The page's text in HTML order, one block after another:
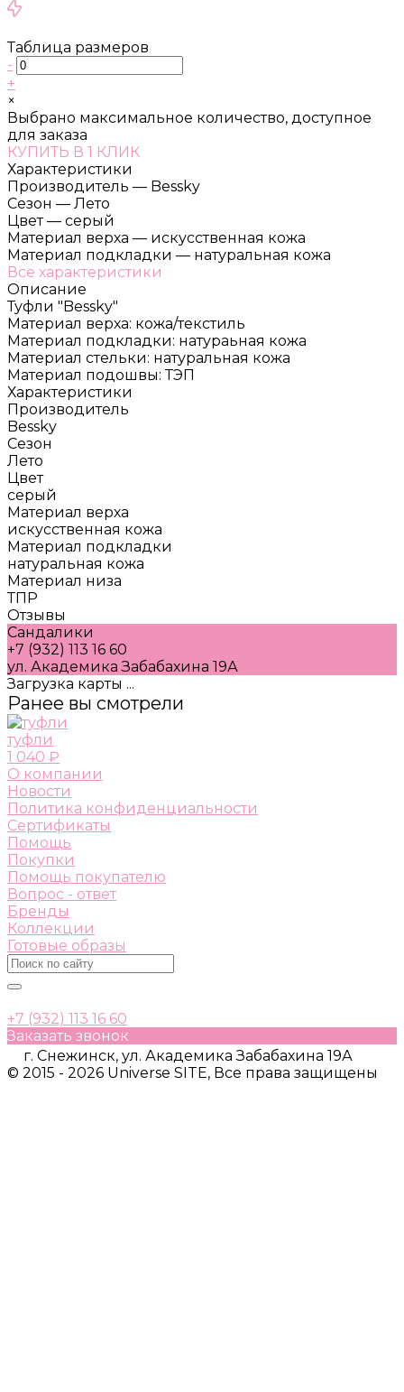
Таблица размеров
-
+
×
Выбрано максимальное количество, доступное
для заказа
КУПИТЬ В 1 КЛИК
Характеристики
Производитель — Bessky
Сезон — Лето
Цвет — серый
Материал верха — искусственная кожа
Материал подкладки — натуральная кожа
Все характеристики
Описание
Туфли "Bessky"
Материал верха: кожа/текстиль
Материал подкладки: натураьная кожа
Материал стельки: натуральная кожа
Материал подошвы: ТЭП
Характеристики
Производитель
Bessky
Сезон
Лето
Цвет
серый
Материал верха
искусственная кожа
Материал подкладки
натуральная кожа
Материал низа
ТПР
Отзывы
Сандалики
+7 (932) 113 16 60
ул. Академика Забабахина 19А
Загрузка карты ...
Ранее вы смотрели
туфли
1 040 ₽
О компании
Новости
Политика конфиденциальности
Сертификаты
Помощь
Покупки
Помощь покупателю
Вопрос - ответ
Бренды
Коллекции
Готовые образы
+7 (932) 113 16 60
Заказать звонок
г. Снежинск, ул. Академика Забабахина 19А
© 2015 - 2026 Universe SITE, Все права защищены